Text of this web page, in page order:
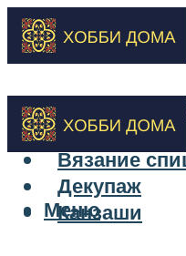
Вышивка
Вязание
Декупаж
Канзаши
Меню